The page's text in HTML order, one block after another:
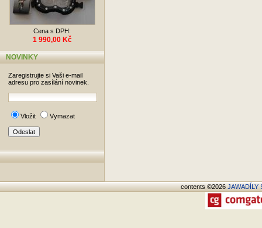
Cena s DPH:
1 990,00 Kč
NOVINKY
Zaregistrujte si Vaši e-mail
adresu pro zasílání novinek.
Vložit Vymazat
contents ©2026JAWADÍLY